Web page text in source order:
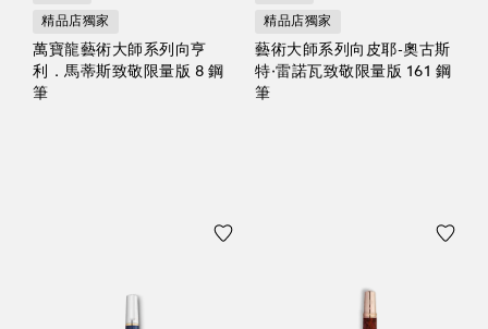
精品店獨家
萬寶龍藝術大師系列向亨
利．馬蒂斯致敬限量版 8 鋼
筆
精品店獨家
藝術大師系列向皮耶-奧古斯
特·雷諾瓦致敬限量版 161 鋼
筆